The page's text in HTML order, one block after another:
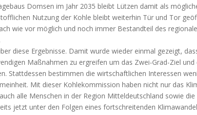
Domsen im Jahr 2035 bleibt Lützen damit als
Nutzung der Kohle bleibt weiterhin Tür und Tor
wie vor möglich und noch immer Bestandteil des
diese Ergebnisse. Damit wurde wieder einmal gezeigt,
Maßnahmen zu ergreifen um das Zwei-Grad-Ziel und
Stattdessen bestimmen die wirtschaftlichen Interessen
Mit dieser Kohlekommission haben nicht nur das
alle Menschen in der Region Mitteldeutschland sowie die
jetzt unter den Folgen eines fortschreitenden